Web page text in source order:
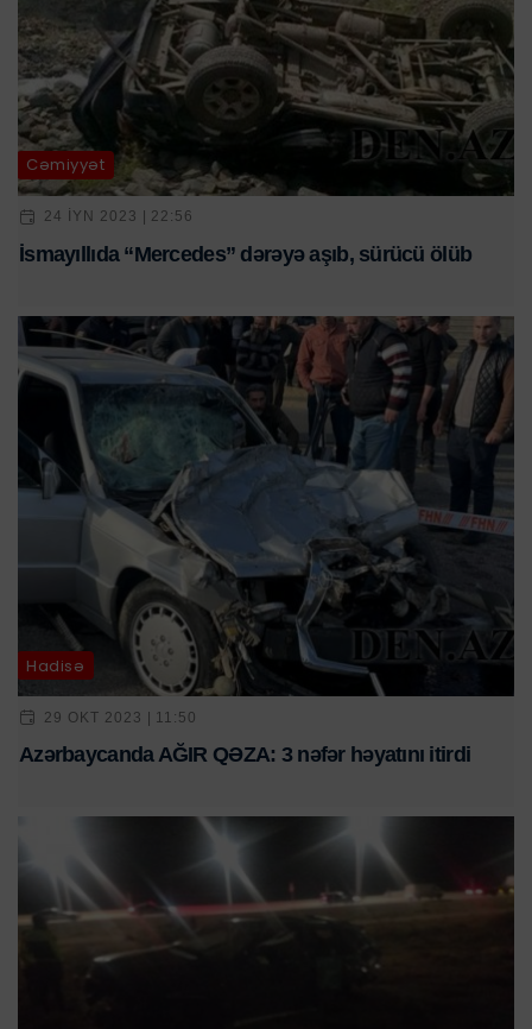
Cəmiyyət
24 IYN 2023 | 22:56
İsmayıllıda “Mercedes” dərəyə aşıb, sürücü ölüb
Hadisə
29 OKT 2023 | 11:50
Azərbaycanda AĞIR QƏZA: 3 nəfər həyatını itirdi